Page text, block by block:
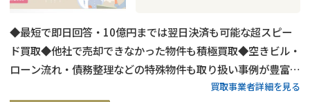
◆最短で即日回答・10億円までは翌日決済も可能な超スピー
ド買取◆他社で売却できなかった物件も積極買取◆空きビル・
ローン流れ・債務整理などの特殊物件も取り扱い事例が豊富◆
買取事業者詳細を見る